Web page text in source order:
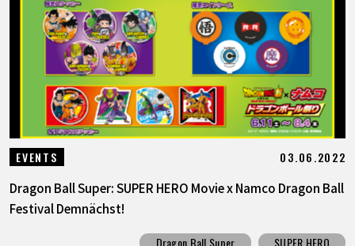
EVENTS 03.06.2022
Dragon Ball Super: SUPER HERO Movie x Namco Dragon Ball
Festival Demnächst!
Dragon Ball Super SUPER HERO